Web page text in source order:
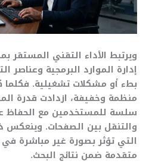
ويرتبط الأداء التقني المستقر
إدارة الموارد البرمجية
بطء أو مشكلات تشغيلية. فكلما
منظمة وخفيفة، ازدادت قدرة
سلسة للمستخدمين مع الحفاظ
والتنقل بين الصفحات. وينعكس
التي تؤثر بصورة غير مباشرة
متقدمة ضمن نتائج البحث.